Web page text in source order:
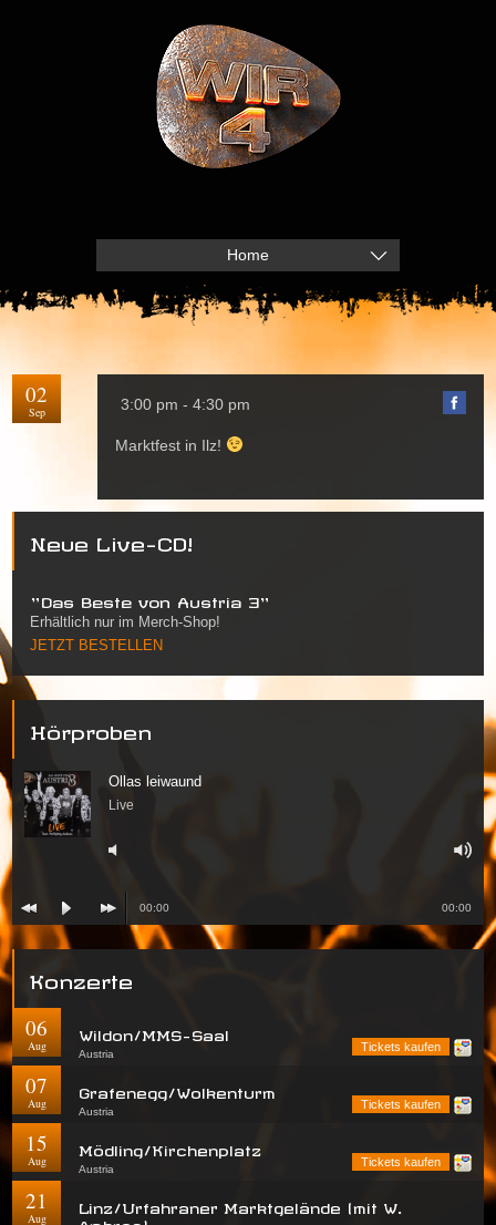
Home
02
Sep 3:00 pm - 4:30 pm
Marktfest in Ilz!
Neue Live-CD!
"Das Beste von Austria 3"
Erhältlich nur im Merch-Shop!
JETZT BESTELLEN
Hörproben
Ollas leiwaund
Live
00:00 00:00
Konzerte
06
Aug
Wildon/MMS-Saal
Austria
Tickets kaufen
07
Aug
Grafenegg/Wolkenturm
Austria
Tickets kaufen
15
Aug
Mödling/Kirchenplatz
Austria
Tickets kaufen
21
Aug
Linz/Urfahraner Marktgelände (mit W.